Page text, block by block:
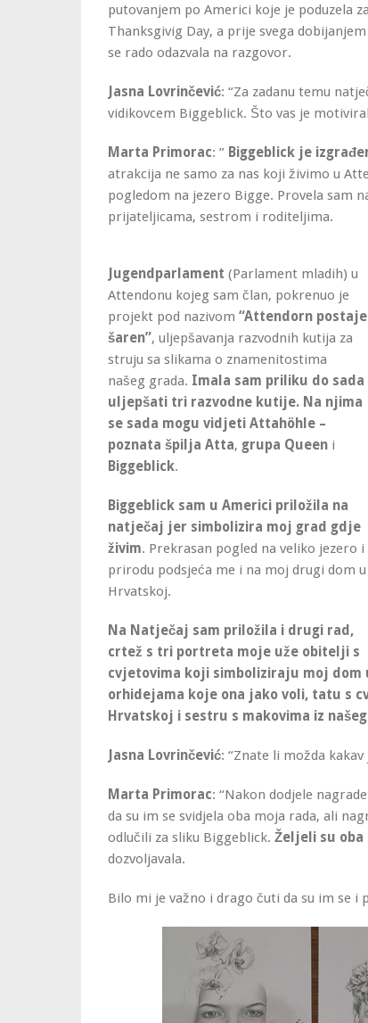
putovanjem po Americi koje je poduzela
Thanksgivig Day, a prije svega
se rado odazvala na razgovor.
Jasna Lovrinčević: “Za zadanu temu
vidikovcem Biggeblick. Što vas je
Marta Primorac: ” Biggeblick je
atrakcija ne samo za nas koji živimo u
pogledom na jezero Bigge. Provela sam
prijateljicama, sestrom i roditeljima.
Jugendparlament (Parlament mladih) u
Attendonu kojeg sam član, pokrenuo je
projekt pod nazivom “Attendorn postaje
šaren”, uljepšavanja razvodnih kutija za
struju sa slikama o znamenitostima
našeg grada. Imala sam priliku do sada
uljepšati tri razvodne kutije. Na njima
se sada mogu vidjeti Attahöhle –
poznata špilja Atta, grupa Queen i
Biggeblick.
Biggeblick sam u Americi priložila na
natječaj jer simbolizira moj grad gdje
živim. Prekrasan pogled na veliko jezero i
prirodu podsjeća me i na moj drugi dom u
Hrvatskoj.
Na Natječaj sam priložila i drugi rad,
crtež s tri portreta moje uže obitelji s
cvjetovima koji simboliziraju moj
orhidejama koje ona jako voli, tatu s
Hrvatskoj i sestru s makovima iz
Jasna Lovrinčević: “Znate li možda
Marta Primorac: “Nakon dodjele
da su im se svidjela oba moja rada, ali
odlučili za sliku Biggeblick. Željeli su
dozvoljavala.
Bilo mi je važno i drago čuti da su im se i